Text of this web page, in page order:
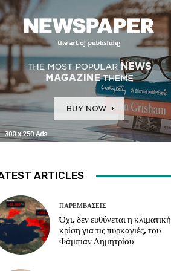
ARTICLES
ΠΑΡΕΜΒΑΣΕΙΣ
Όχι, δεν ευθύνεται η κλιματική
κρίση για τις πυρκαγιές, του
Φάμπιαν Δημητρίου